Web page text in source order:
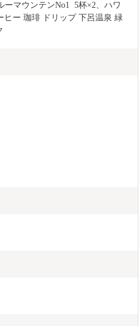
マウンテンNo1  5杯×2、ハワ
ヒー 珈琲 ドリップ 下呂温泉 緑